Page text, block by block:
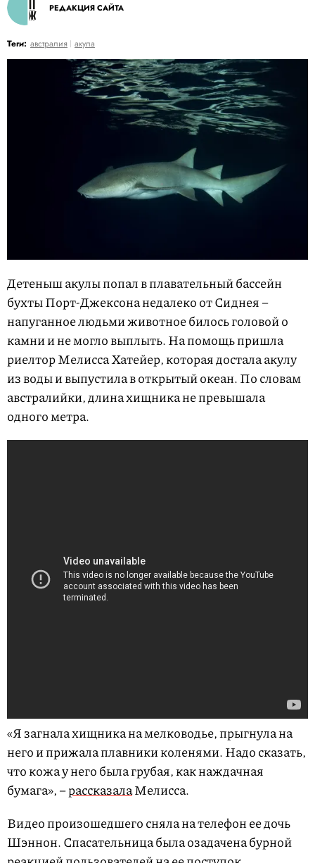
РЕДАКЦИЯ САЙТА
Теги: австралия акула
Детеныш акулы попал в плавательный бассейн
бухты Порт-Джексона недалеко от Сиднея –
напуганное людьми животное билось головой о
камни и не могло выплыть. На помощь пришла
риелтор Мелисса Хатейер, которая достала акулу
из воды и выпустила в открытый океан. По словам
австралийки, длина хищника не превышала
одного метра.
«Я загнала хищника на мелководье, прыгнула на
него и прижала плавники коленями. Надо сказать,
что кожа у него была грубая, как наждачная
бумага», –рассказалаМелисса.
Видео произошедшего сняла на телефон ее дочь
Шэннон. Спасательница была озадачена бурной